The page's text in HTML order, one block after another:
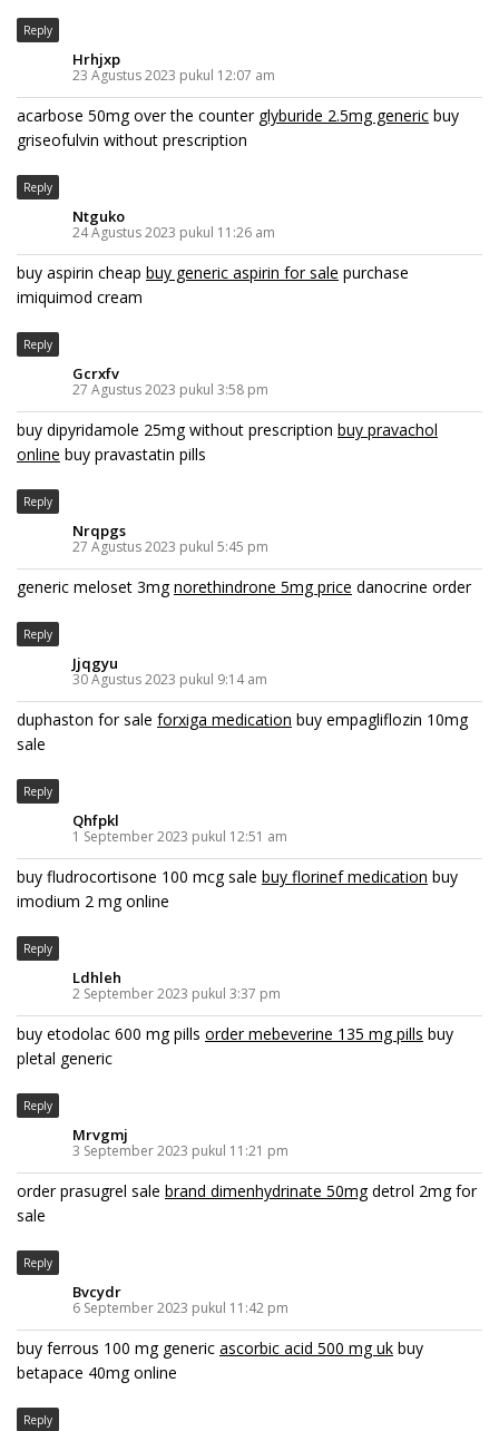
Reply
Hrhjxp
23 Agustus 2023 pukul 12:07 am
acarbose 50mg over the counter glyburide 2.5mg generic buy
griseofulvin without prescription
Reply
Ntguko
24 Agustus 2023 pukul 11:26 am
buy aspirin cheap buy generic aspirin for sale purchase
imiquimod cream
Reply
Gcrxfv
27 Agustus 2023 pukul 3:58 pm
buy dipyridamole 25mg without prescription buy pravachol
online buy pravastatin pills
Reply
Nrqpgs
27 Agustus 2023 pukul 5:45 pm
generic meloset 3mgnorethindrone 5mg price danocrine order
Reply
Jjqgyu
30 Agustus 2023 pukul 9:14 am
duphaston for sale forxiga medication buy empagliflozin 10mg
sale
Reply
Qhfpkl
1 September 2023 pukul 12:51 am
buy fludrocortisone 100 mcg sale buy florinef medication buy
imodium 2 mg online
Reply
Ldhleh
2 September 2023 pukul 3:37 pm
buy etodolac 600 mg pills order mebeverine 135 mg pills buy
pletal generic
Reply
Mrvgmj
3 September 2023 pukul 11:21 pm
order prasugrel sale brand dimenhydrinate 50mgdetrol 2mg for
sale
Reply
Bvcydr
6 September 2023 pukul 11:42 pm
buy ferrous 100 mg generic ascorbic acid 500 mg uk buy
betapace 40mg online
Reply